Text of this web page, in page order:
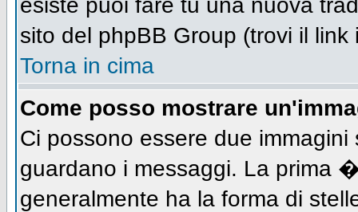
sito del phpBB Group (trovi il
Torna in cima
Come posso mostrare
Ci possono essere due
guardano i messaggi. La prima
generalmente ha la forma di